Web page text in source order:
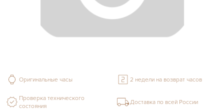
Оригинальные часы 2 недели на возврат часов
Проверка технического
состояния
Доставка по всей России